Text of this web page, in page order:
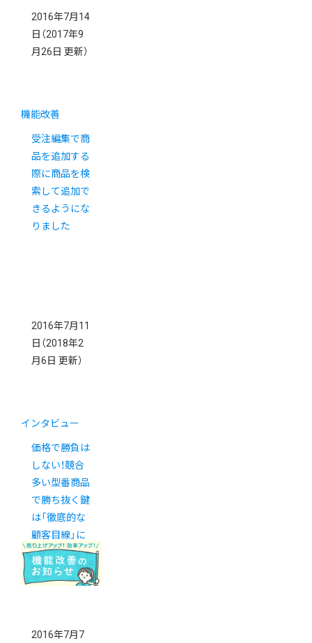
2016年7月14
日 （2017年9
月26日 更新）
機能改善
受注編集で商
品を追加する
際に商品を検
索して追加で
きるようにな
りました
2016年7月11
日 （2018年2
月6日 更新）
インタビュー
価格で勝負は
しない！競合
多い型番商品
で勝ち抜く鍵
は「徹底的な
顧客目線」に
あり。
2016年7月7